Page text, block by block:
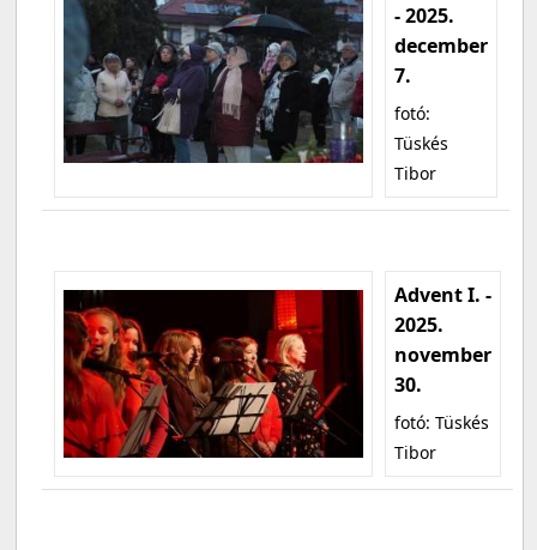
- 2025.
december
7.
fotó:
Tüskés
Tibor
Advent I. -
2025.
november
30.
fotó: Tüskés
Tibor